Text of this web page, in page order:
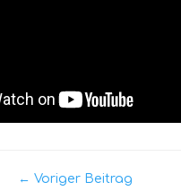
← Voriger Beitrag